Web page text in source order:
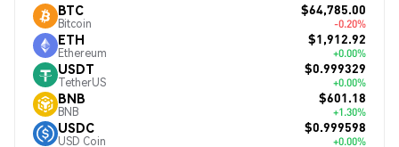
BTC
Bitcoin
$64,785.00
-0.20%
ETH
Ethereum
$1,912.92
+0.00%
USDT
TetherUS
$0.999329
+0.00%
BNB
BNB
$601.18
+1.30%
USDC
USD Coin
$0.999598
+0.00%